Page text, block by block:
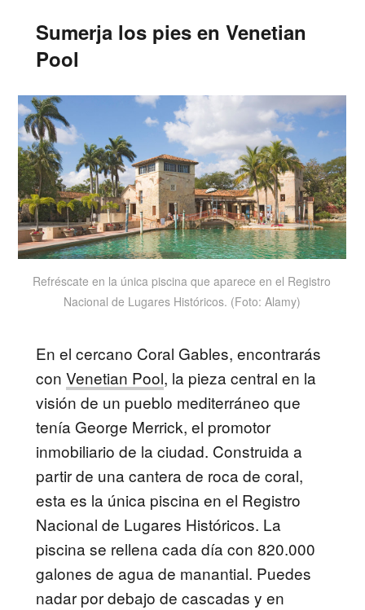
Sumerja los pies en Venetian
Pool
Refréscate en la única piscina que aparece en el Registro
Nacional de Lugares Históricos. (Foto: Alamy)
En el cercano Coral Gables, encontrarás
conVenetian Pool, la pieza central en la
visión de un pueblo mediterráneo que
tenía George Merrick, el promotor
inmobiliario de la ciudad. Construida a
partir de una cantera de roca de coral,
esta es la única piscina en el Registro
Nacional de Lugares Históricos. La
piscina se rellena cada día con 820.000
galones de agua de manantial. Puedes
nadar por debajo de cascadas y en